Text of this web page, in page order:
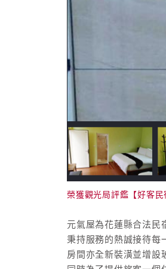
榮獲觀光局評鑑【好客民
元氣屋為花蓮縣合法民
秉持服務的熱誠接待每
房間亦全新裝潢並增設